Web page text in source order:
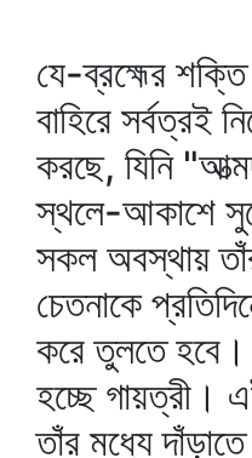
যে-ব্রহ্মের
বাহিরে সর্বত্রই
করছে, যিনি
স্থলে-আকাশে
সকল অবস্থায়
চেতনাকে
করে তুলতে হবে।
হচ্ছে গায়ত্রী।
তাঁর মধ্যে